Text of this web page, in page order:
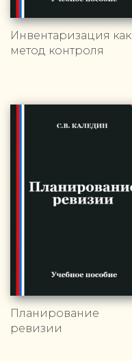
Инвентаризация как
метод контроля
Планирование
ревизии